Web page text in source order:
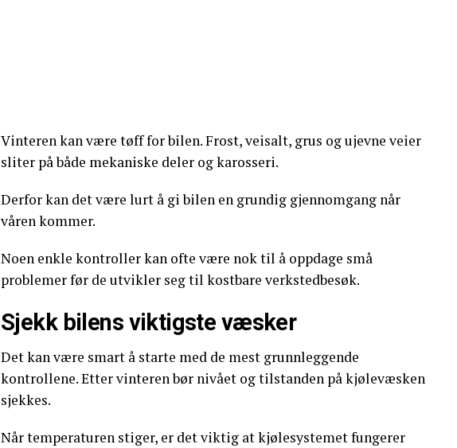
Vinteren kan være tøff for bilen. Frost, veisalt, grus og ujevne veier
sliter på både mekaniske deler og karosseri.
Derfor kan det være lurt å gi bilen en grundig gjennomgang når
våren kommer.
Noen enkle kontroller kan ofte være nok til å oppdage små
problemer før de utvikler seg til kostbare verkstedbesøk.
Sjekk bilens viktigste væsker
Det kan være smart å starte med de mest grunnleggende
kontrollene. Etter vinteren bør nivået og tilstanden på kjølevæsken
sjekkes.
Når temperaturen stiger, er det viktig at kjølesystemet fungerer